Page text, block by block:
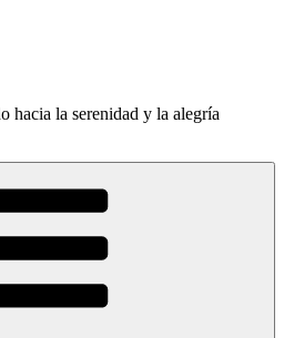
hacia la serenidad y la alegría